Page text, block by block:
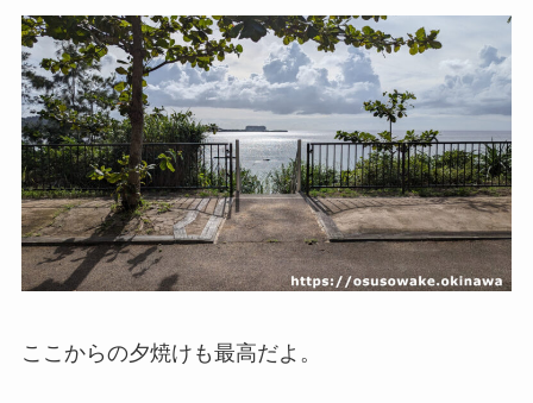
ここからの夕焼けも最高だよ。